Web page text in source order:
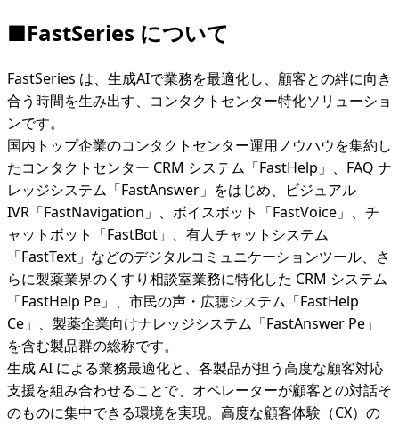
■FastSeries について
FastSeries は、生成AIで業務を最適化し、顧客との絆に向き
合う時間を生み出す、コンタクトセンター特化ソリューショ
ンです。
国内トップ企業のコンタクトセンター運用ノウハウを集約し
たコンタクトセンター CRM システム「FastHelp」、FAQ ナ
レッジシステム「FastAnswer」をはじめ、ビジュアル
IVR「FastNavigation」、ボイスボット「FastVoice」、チ
ャットボット「FastBot」、有人チャットシステム
「FastText」などのデジタルコミュニケーションツール、さ
らに製薬業界のくすり相談室業務に特化した CRM システム
「FastHelp Pe」、市民の声・広聴システム「FastHelp
Ce」、製薬企業向けナレッジシステム「FastAnswer Pe」
を含む製品群の総称です。
生成 AI による業務最適化と、各製品が担う高度な顧客対応
支援を組み合わせることで、オペレーターが顧客との対話そ
のものに集中できる環境を実現。高度な顧客体験（CX）の